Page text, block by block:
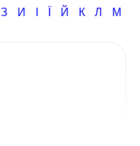
З И І Ї Й К Л М